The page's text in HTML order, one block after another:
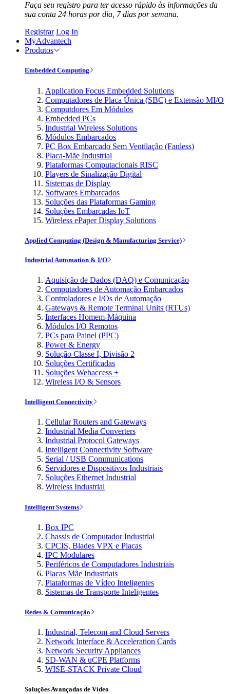
Faça seu registro para ter acesso rápido às informações da
sua conta 24 horas por dia, 7 dias por semana.
Registrar Log In
MyAdvantech
Produtos
Embedded Computing
Application Focus Embedded Solutions
Computadores de Placa Única (SBC) e Extensão MI/O
Computdores Em Módulos
Embedded PCs
Industrial Wireless Solutions
Módulos Embarcados
PC Box Embarcado Sem Ventilação (Fanless)
Placa-Mãe Industrial
Plataformas Computacionais RISC
Players de Sinalização Digital
Sistemas de Display
Softwares Embarcados
Soluções das Plataformas Gaming
Soluções Embarcadas IoT
Wireless ePaper Display Solutions
Applied Computing (Design & Manufacturing Service)
Industrial Automation & I/O
Aquisição de Dados (DAQ) e Comunicação
Computadores de Automação Embarcados
Controladores e I/Os de Automação
Gateways & Remote Terminal Units (RTUs)
Interfaces Homem-Máquina
Módulos I/O Remotos
PCs para Painel (PPC)
Power & Energy
Solução Classe I, Divisão 2
Soluções Certificadas
Soluções Webaccess +
Wireless I/O & Sensors
Intelligent Connectivity
Cellular Routers and Gateways
Industrial Media Converters
Industrial Protocol Gateways
Intelligent Connectivity Software
Serial / USB Communications
Servidores e Dispositivos Industriais
Soluções Ethernet Industrial
Wireless Industrial
Intelligent Systems
Box IPC
Chassis de Computador Industrial
CPCIS, Blades VPX e Placas
IPC Modulares
Periféricos de Computadores Industriais
Placas Mãe Industriais
Plataformas de Vídeo Inteligentes
Sistemas de Transporte Inteligentes
Redes & Comunicação
Industrial, Telecom and Cloud Servers
Network Interface & Acceleration Cards
Network Security Appliances
SD-WAN & uCPE Platforms
WISE-STACK Private Cloud
Soluções Avançadas de Vídeo